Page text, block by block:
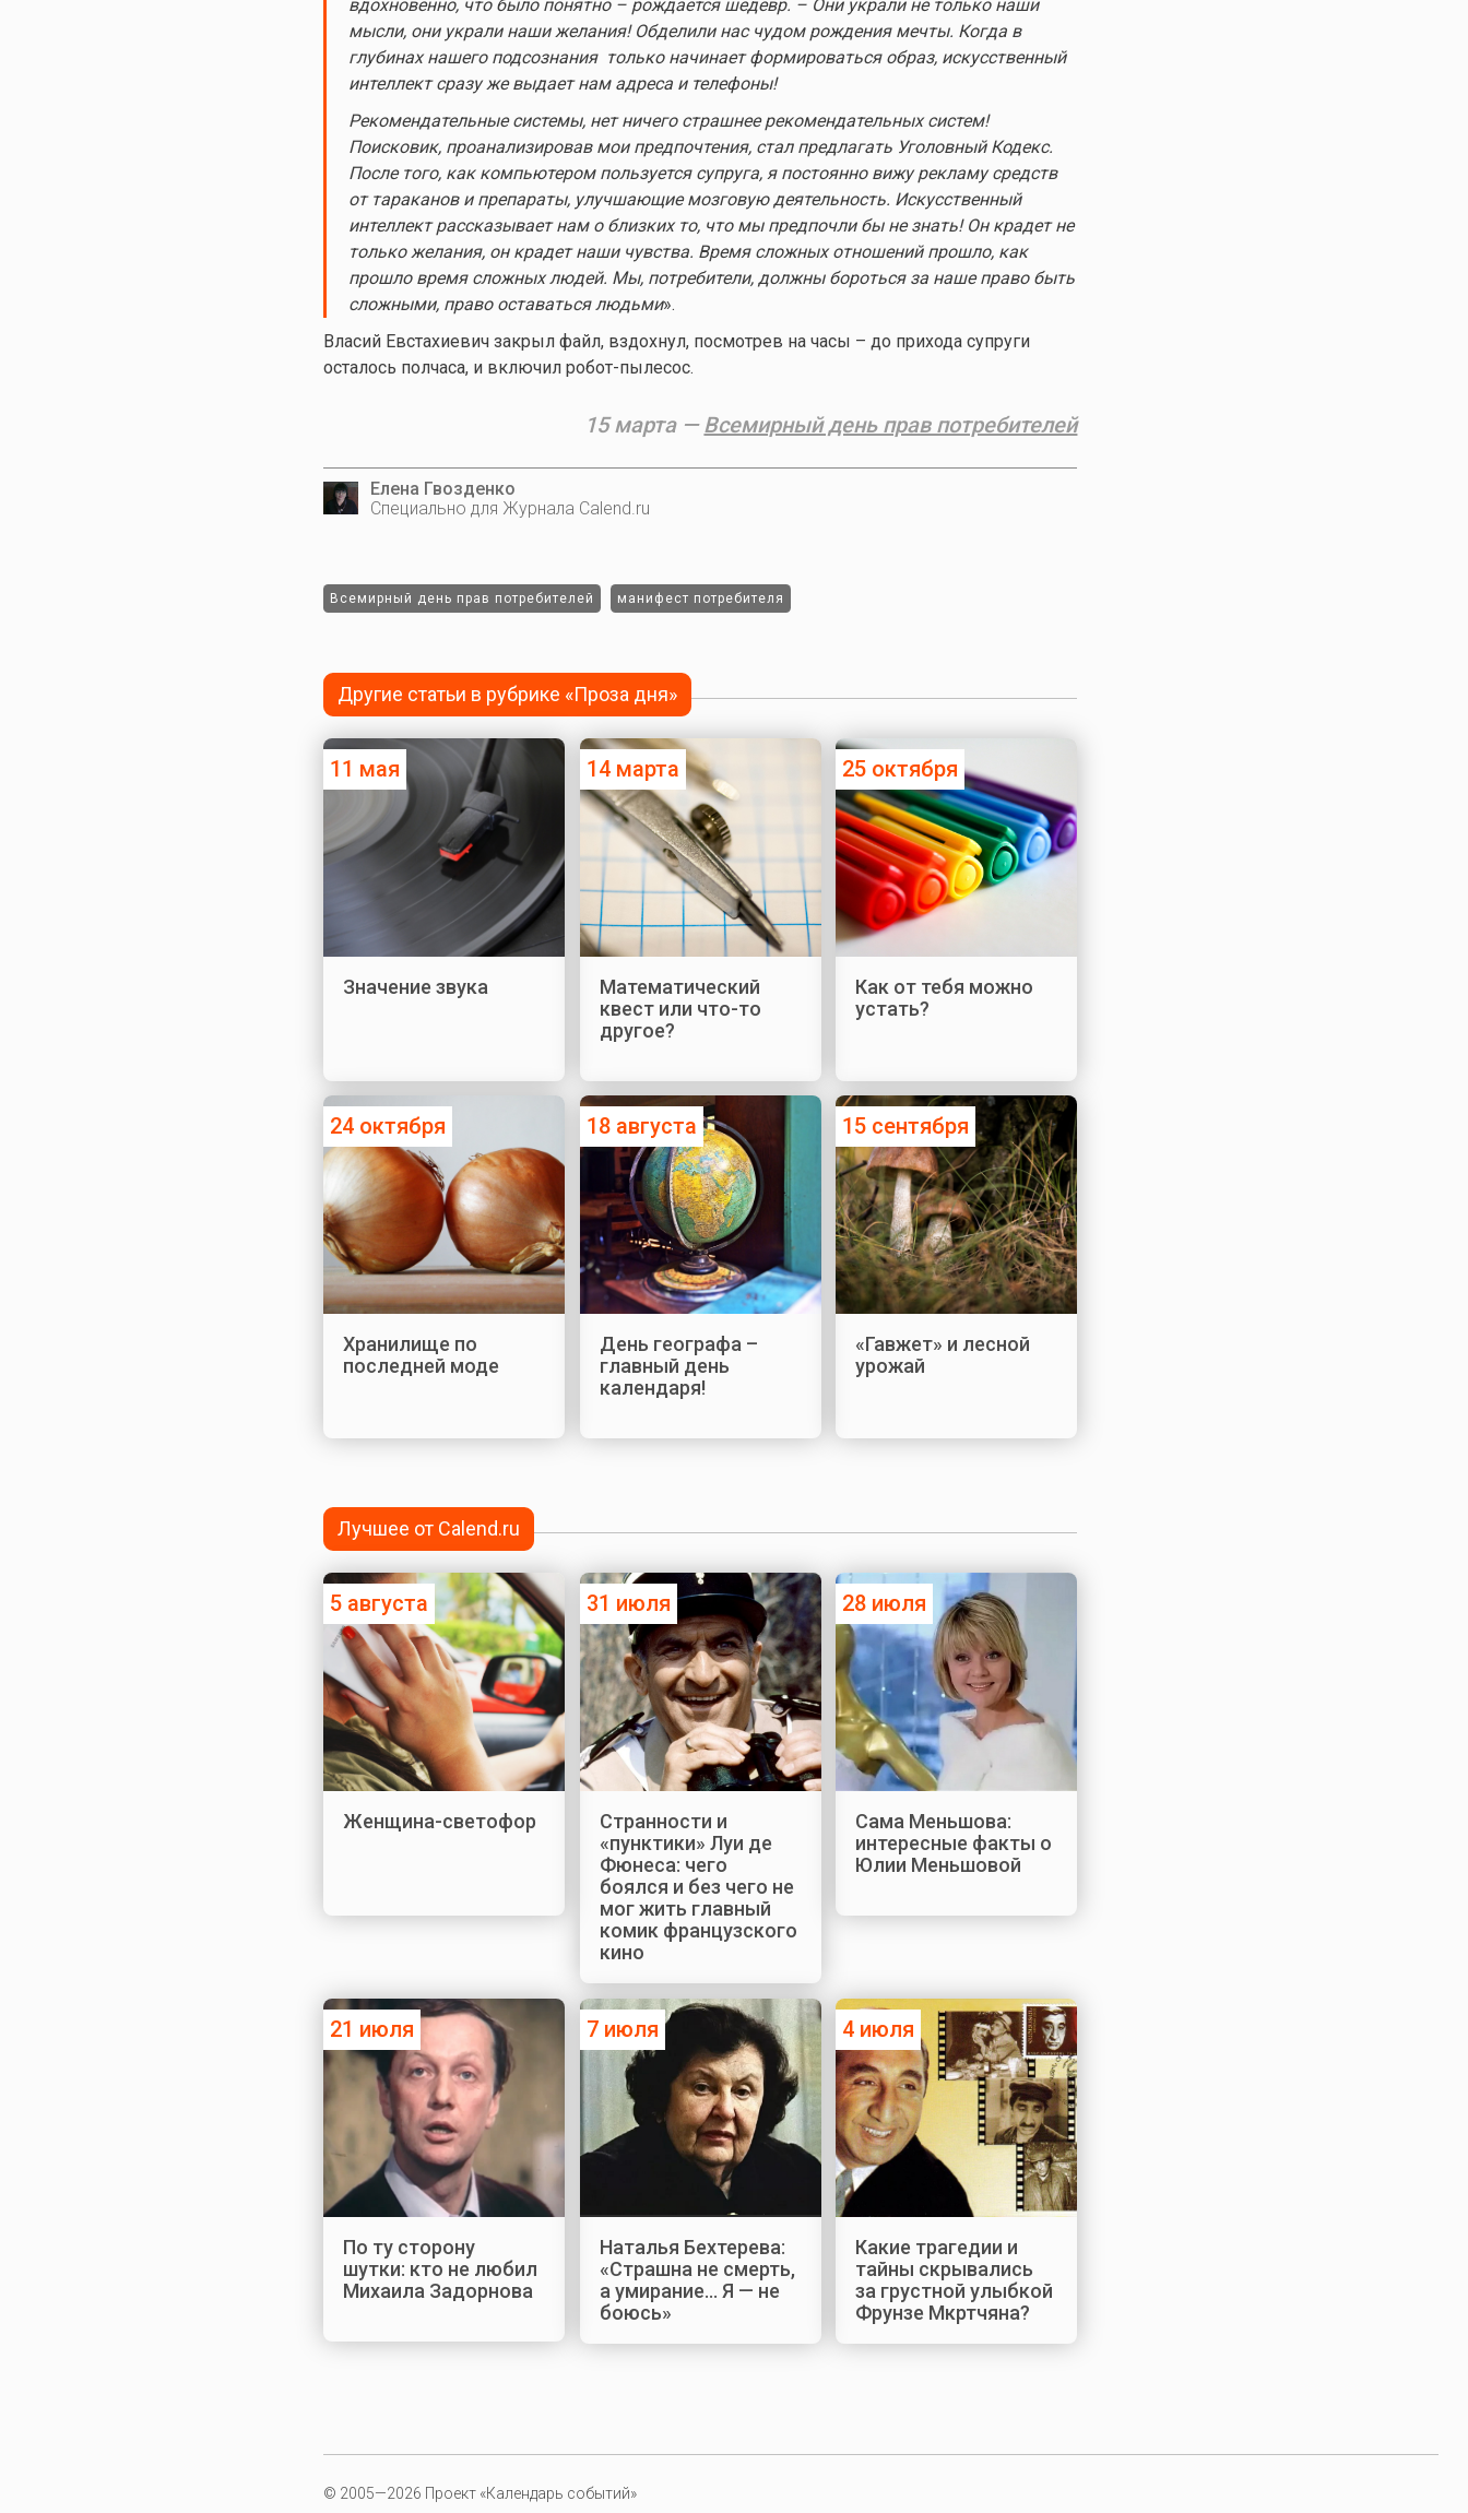
вдохновенно, что было понятно – рождается шедевр. – Они украли не только наши
мысли, они украли наши желания! Обделили нас чудом рождения мечты. Когда в
глубинах нашего подсознания только начинает формироваться образ, искусственный
интеллект сразу же выдает нам адреса и телефоны!
Рекомендательные системы, нет ничего страшнее рекомендательных систем!
Поисковик, проанализировав мои предпочтения, стал предлагать Уголовный Кодекс.
После того, как компьютером пользуется супруга, я постоянно вижу рекламу средств
от тараканов и препараты, улучшающие мозговую деятельность. Искусственный
интеллект рассказывает нам о близких то, что мы предпочли бы не знать! Он крадет не
только желания, он крадет наши чувства. Время сложных отношений прошло, как
прошло время сложных людей. Мы, потребители, должны бороться за наше право быть
сложными, право оставаться людьми».
Власий Евстахиевич закрыл файл, вздохнул, посмотрев на часы – до прихода супруги
осталось полчаса, и включил робот-пылесос.
15 марта — Всемирный день прав потребителей
Елена Гвозденко
Специально для Журнала Calend.ru
Всемирный день прав потребителей манифест потребителя
Другие статьи в рубрике «Проза дня»
11 мая
Значение звука
14 марта
Математический
квест или что-то
другое?
25 октября
Как от тебя можно
устать?
24 октября
Хранилище по
последней моде
18 августа
День географа –
главный день
календаря!
15 сентября
«Гавжет» и лесной
урожай
Лучшее от Calend.ru
5 августа
Женщина-светофор
31 июля
Странности и
«пунктики» Луи де
Фюнеса: чего
боялся и без чего не
мог жить главный
комик французского
кино
28 июля
Сама Меньшова:
интересные факты о
Юлии Меньшовой
21 июля
По ту сторону
шутки: кто не любил
Михаила Задорнова
7 июля
Наталья Бехтерева:
«Страшна не смерть,
а умирание... Я — не
боюсь»
4 июля
Какие трагедии и
тайны скрывались
за грустной улыбкой
Фрунзе Мкртчяна?
© 2005—2026 Проект «Календарь событий»